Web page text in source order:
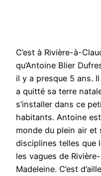
C’est à Rivière-à-
qu’Antoine Blier
il y a presque 5 ans.
a quitté sa terre
s’installer dans ce
habitants. Antoine
monde du plein air et
disciplines telles que
les vagues de
Madeleine. C’est